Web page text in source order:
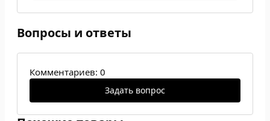
Вопросы и ответы
Комментариев: 0
Задать вопрос